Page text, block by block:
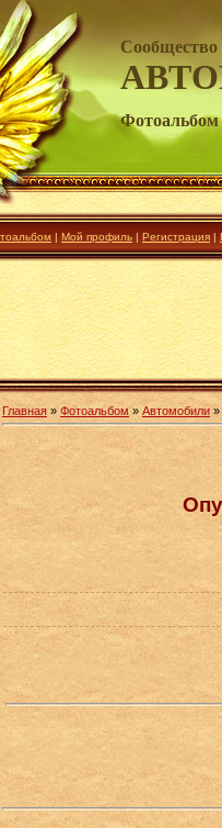
Сообщество
Фотоальбом
| Мой профиль | Регистрация |
Главная » Фотоальбом» Автомобили »